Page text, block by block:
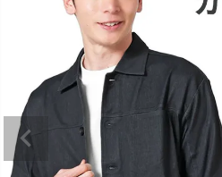
カラー サイズ